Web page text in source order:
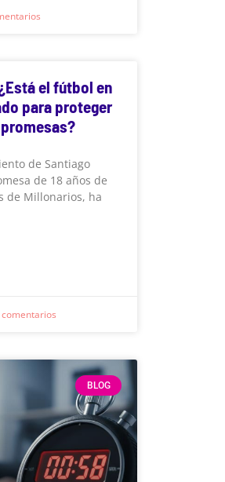
el fútbol en
para proteger
de Santiago
de 18 años de
de Millonarios, ha
comentarios
BLOG